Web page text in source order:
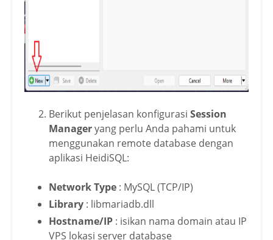
Berikut penjelasan konfigurasi Session
Manageryang perlu Anda pahami untuk
menggunakan remote database dengan
aplikasi HeidiSQL:
Network Type : MySQL (TCP/IP)
Library : libmariadb.dll
Hostname/IP : isikan nama domain atau IP
VPS lokasi server database